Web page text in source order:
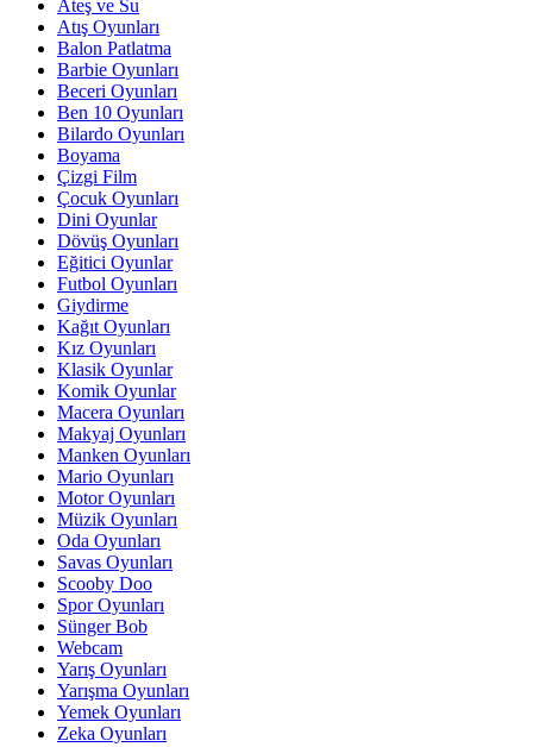
Ateş ve Su
Atış Oyunları
Balon Patlatma
Barbie Oyunları
Beceri Oyunları
Ben 10 Oyunları
Bilardo Oyunları
Boyama
Çizgi Film
Çocuk Oyunları
Dini Oyunlar
Dövüş Oyunları
Eğitici Oyunlar
Futbol Oyunları
Giydirme
Kağıt Oyunları
Kız Oyunları
Klasik Oyunlar
Komik Oyunlar
Macera Oyunları
Makyaj Oyunları
Manken Oyunları
Mario Oyunları
Motor Oyunları
Müzik Oyunları
Oda Oyunları
Savas Oyunları
Scooby Doo
Spor Oyunları
Sünger Bob
Webcam
Yarış Oyunları
Yarışma Oyunları
Yemek Oyunları
Zeka Oyunları